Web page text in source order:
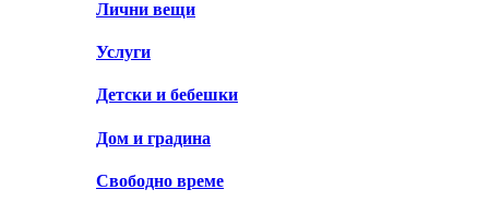
Лични вещи
Услуги
Детски и бебешки
Дом и градина
Свободно време